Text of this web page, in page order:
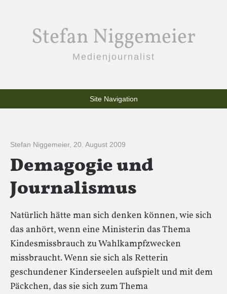
Stefan Niggemeier
Medienjournalist
Site Navigation
Stefan Niggemeier, 20. August 2009
Demagogie und
Journalismus
Natürlich hätte man sich denken können, wie sich
das anhört, wenn eine Ministerin das Thema
Kindesmissbrauch zu Wahlkampfzwecken
missbraucht. Wenn sie sich als Retterin
geschundener Kinderseelen aufspielt und mit dem
Päckchen, das sie sich zum Thema